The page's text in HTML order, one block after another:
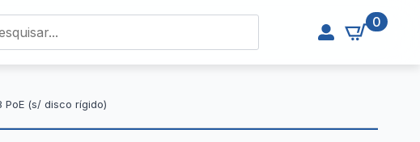
0
PoE (s/ disco rígido)